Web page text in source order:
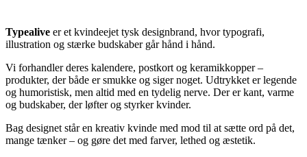
Typealive er et kvindeejet tysk designbrand, hvor typografi,
illustration og stærke budskaber går hånd i hånd.
Vi forhandler deres kalendere, postkort og keramikkopper –
produkter, der både er smukke og siger noget. Udtrykket er legende
og humoristisk, men altid med en tydelig nerve. Der er kant, varme
og budskaber, der løfter og styrker kvinder.
Bag designet står en kreativ kvinde med mod til at sætte ord på det,
mange tænker – og gøre det med farver, lethed og æstetik.